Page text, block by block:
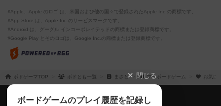
※Apple、Apple のロゴ は、米国および他の国々で登録されたApple Inc.の商標です。
※App Store は、Apple Inc.のサービスマークです。
※Android は、グーグル インコーポレイテッドの商標または登録商標です。
※Google Play とそのロゴは、Google Inc.の商標または登録商標です。
ボドゲーマTOP ボドとも一覧 まさと マイボードゲーム お気に
閉じる
ボードゲームのプレイ履歴を記録し
ボドゲーマTOP